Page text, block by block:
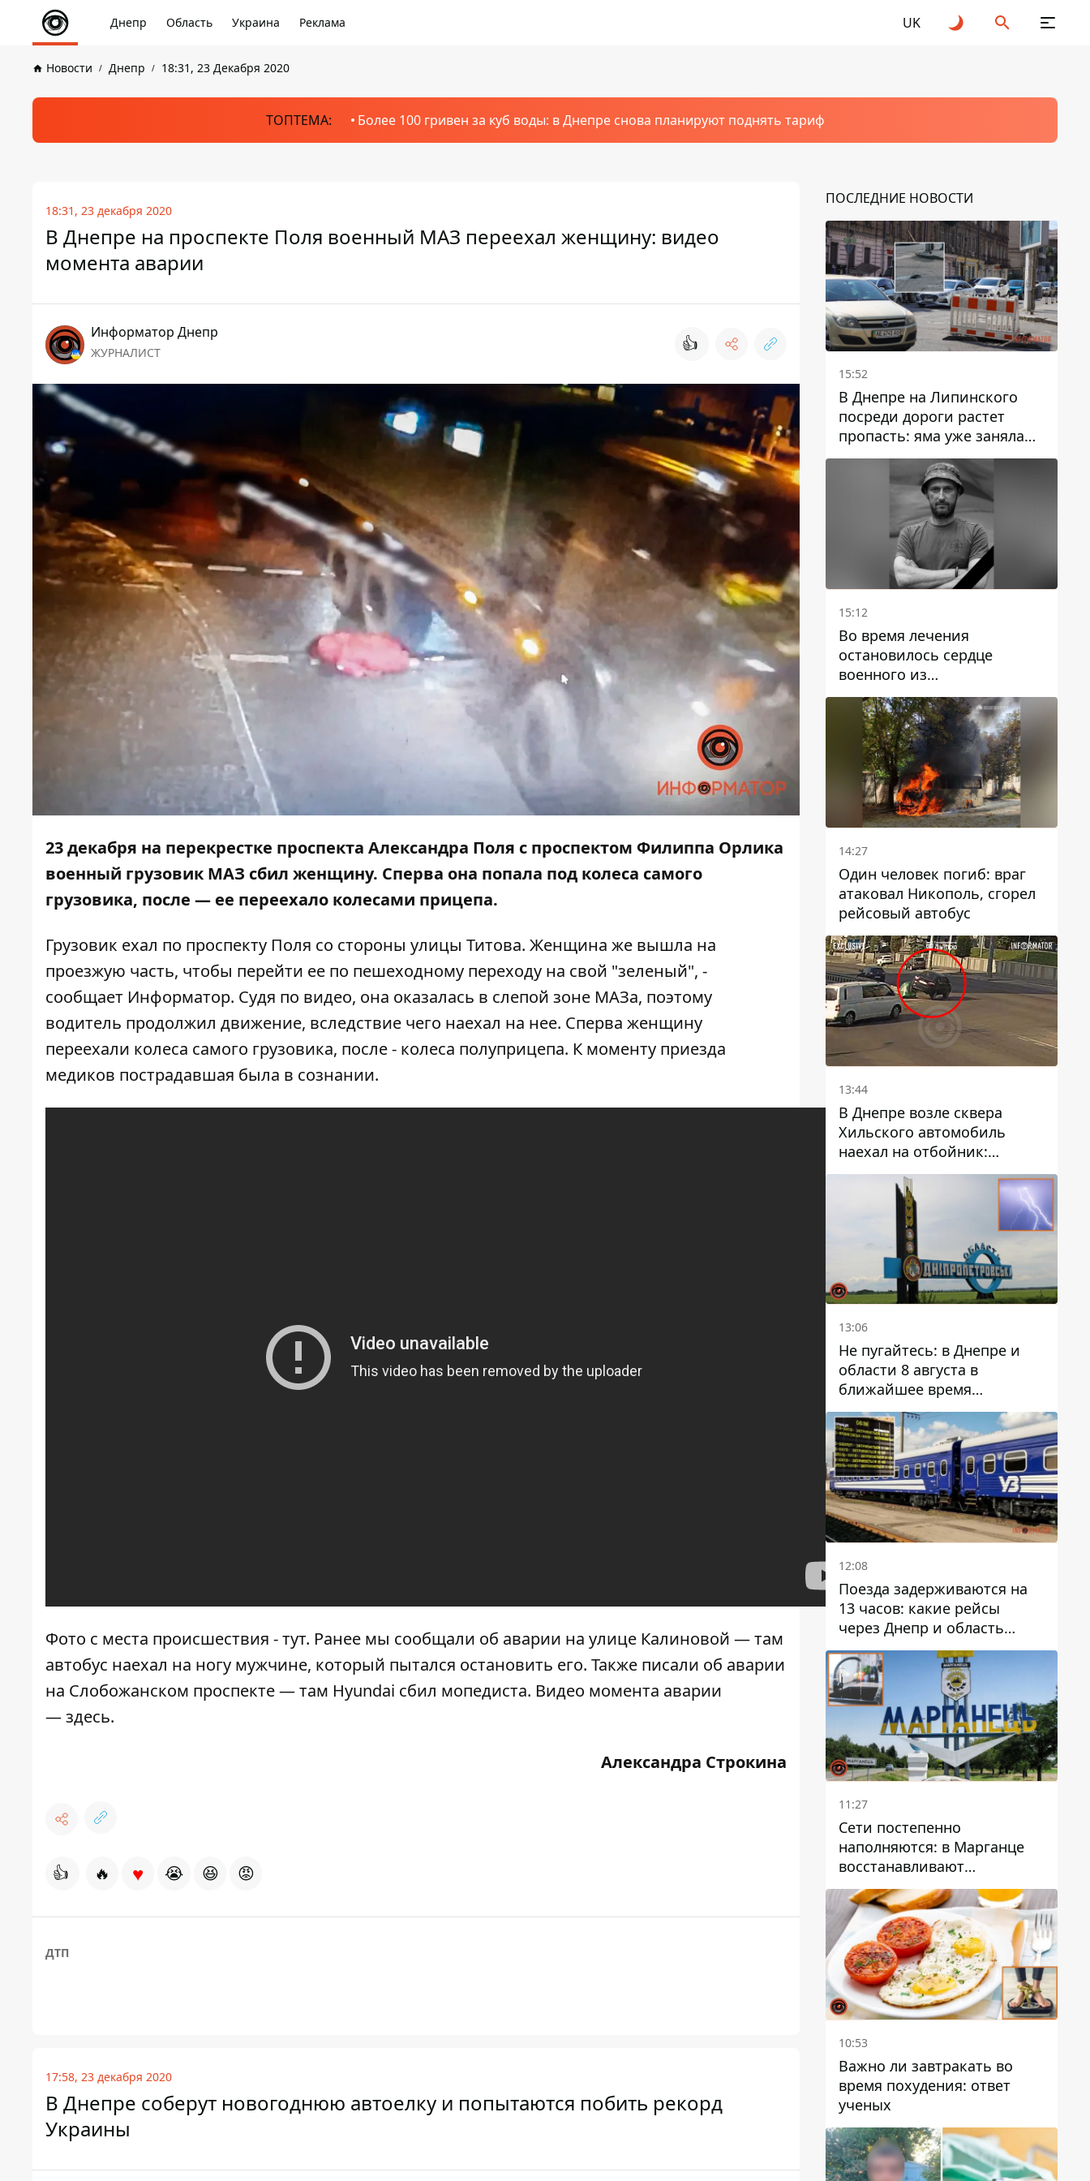
Днепр Область Украина Реклама UK
Новости Днепр 18:31, 23 Декабря 2020
ТОПТЕМА: Более 100 гривен за куб воды: в Днепре снова планируют поднять тариф
18:31, 23 декабря 2020
В Днепре на проспекте Поля военный МАЗ переехал женщину: видео
момента аварии
Информатор Днепр
ЖУРНАЛИСТ 👍
23 декабря на перекрестке проспекта Александра Поля с проспектом Филиппа Орлика
военный грузовик МАЗ сбил женщину. Сперва она попала под колеса самого
грузовика, после — ее переехало колесами прицепа.
Грузовик ехал по проспекту Поля со стороны улицы Титова. Женщина же вышла на
проезжую часть, чтобы перейти ее по пешеходному переходу на свой "зеленый", -
сообщает Информатор. Судя по видео, она оказалась в слепой зоне МАЗа, поэтому
водитель продолжил движение, вследствие чего наехал на нее. Сперва женщину
переехали колеса самого грузовика, после - колеса полуприцепа. К моменту приезда
медиков пострадавшая была в сознании.
Фото с места происшествия -тут. Ранее мы сообщали об аварии на улице Калиновой — там
автобус наехал на ногу мужчине, который пытался остановить его. Также писали об аварии
на Слобожанском проспекте — там Hyundai сбил мопедиста. Видео момента аварии
—здесь.
Александра Строкина
👍 🔥 ♥ 😭 😆 😡
ДТП
17:58, 23 декабря 2020
В Днепре соберут новогоднюю автоелку и попытаются побить рекорд
Украины
ПОСЛЕДНИЕ НОВОСТИ
15:52
В Днепре на Липинского
посреди дороги растет
пропасть: яма уже заняла
полосу движения
15:12
Во время лечения
остановилось сердце
военного из
Днепропетровской области
Ростислава Лупашко
14:27
Один человек погиб: враг
атаковал Никополь, сгорел
рейсовый автобус
13:44
В Днепре возле сквера
Хильского автомобиль
наехал на отбойник:
момент происшествия
13:06
Не пугайтесь: в Днепре и
области 8 августа в
ближайшее время
ожидается гроза
12:08
Поезда задерживаются на
13 часов: какие рейсы
через Днепр и область
выбились из графика
11:27
Сети постепенно
наполняются: в Марганце
восстанавливают
водоснабжение
10:53
Важно ли завтракать во
время похудения: ответ
ученых